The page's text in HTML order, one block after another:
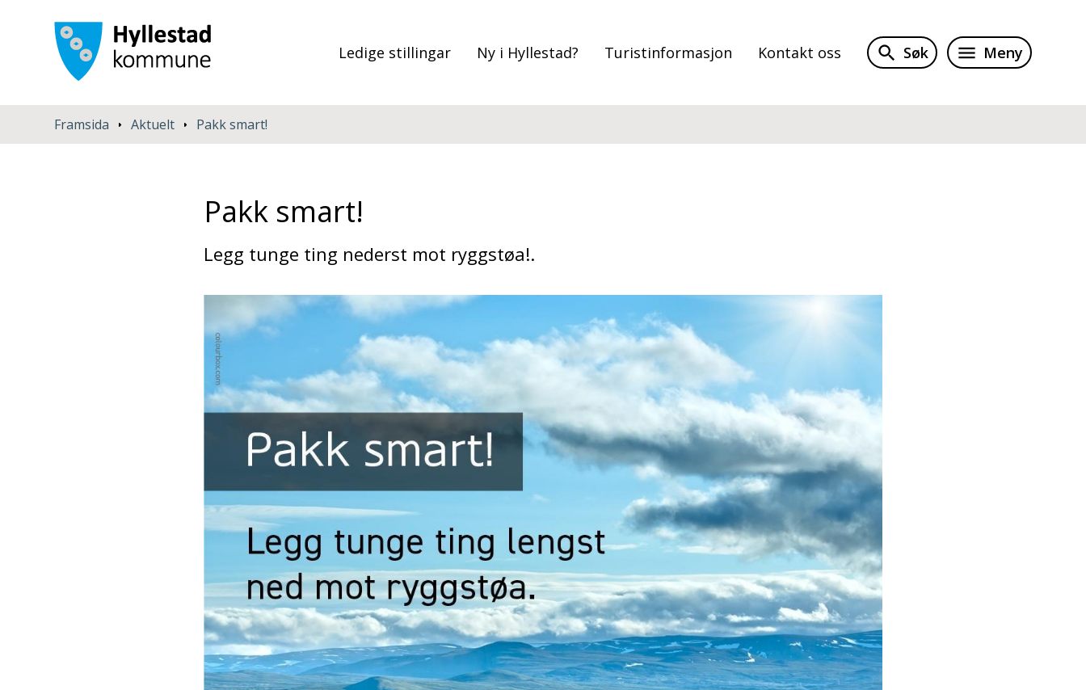
Ledige stillingar Ny i Hyllestad? Turistinformasjon Kontakt oss Søk Meny
Du er her:
Framsida Aktuelt Pakk smart!
Pakk smart!
Legg tunge ting nederst mot ryggstøa!.